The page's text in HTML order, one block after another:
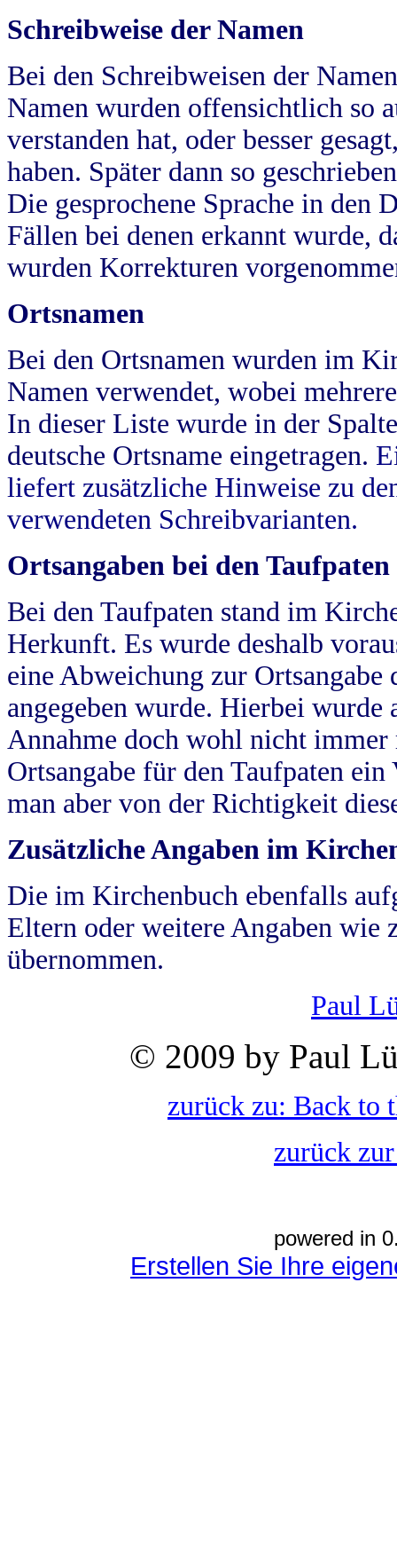
Schreibweise der Namen
Bei den Schreibweisen der
Namen wurden offensichtlich so
verstanden hat, oder besser
haben. Später dann so
Die gesprochene Sprache in
Fällen bei denen erkannt wurde,
wurden Korrekturen
Ortsnamen
Bei den Ortsnamen wurden im
Namen verwendet, wobei
In dieser Liste wurde in der
deutsche Ortsname eingetragen.
liefert zusätzliche Hinweise zu
verwendeten Schreibvarianten.
Ortsangaben bei den Taufpaten
Bei den Taufpaten stand im
Herkunft. Es wurde deshalb
eine Abweichung zur
angegeben wurde. Hierbei wurde
Annahme doch wohl nicht
Ortsangabe für den Taufpaten
man aber von der Richtigkeit
Zusätzliche Angaben im
Die im Kirchenbuch ebenfalls
Eltern oder weitere Angaben wie
übernommen.
Paul
© 2009 by Paul
zurück zu: Back to
zurück
powered in
Erstellen Sie Ihre